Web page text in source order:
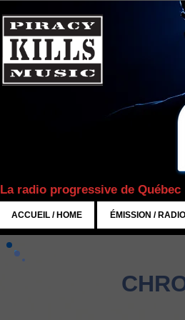
La radio progressive de Québec
ACCUEIL / HOME ÉMISSION /